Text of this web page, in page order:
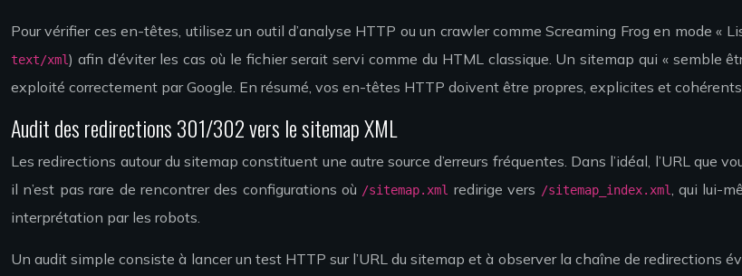
Pour vérifier ces en-têtes, utilisez un outil d’analyse HTTP ou un crawler comme Screaming Frog en mode
text/xml) afin d’éviter les cas où le fichier serait servi comme du HTML classique. Un sitemap qui « semble
exploité correctement par Google. En résumé, vos en-têtes HTTP doivent être propres, explicites et
Audit des redirections 301/302 vers le sitemap XML
Les redirections autour du sitemap constituent une autre source d’erreurs fréquentes. Dans l’idéal, l’URL que
il n’est pas rare de rencontrer des configurations où /sitemap.xml redirige vers /sitemap_index.xml, qui lui-
interprétation par les robots.
Un audit simple consiste à lancer un test HTTP sur l’URL du sitemap et à observer la chaîne de redirections